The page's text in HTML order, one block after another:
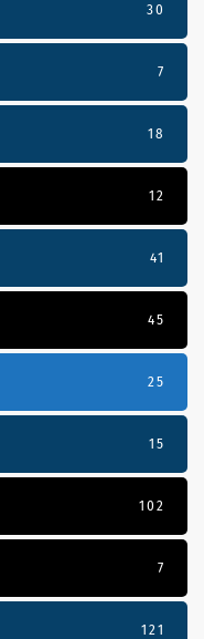
30
7
18
12
41
45
25
15
102
7
121